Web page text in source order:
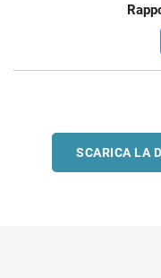
SCARICA LA